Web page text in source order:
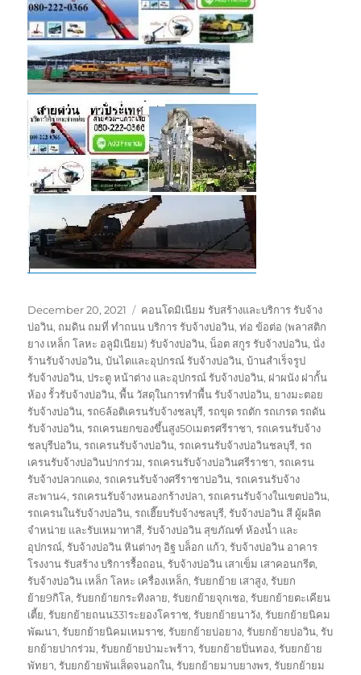
Posted
on
December 20, 2021 Tags
คอนโดมิเนียม รับสร้างและบริการ รับจ้าง
บ่อวิน, ถมดิน ถมที่ ทำถนน บริการ รับจ้างบ่อวิน,ท่อ ข้อต่อ (พลาสติก
ยาง เหล็ก โลหะ อลูมิเนียม) รับจ้างบ่อวิน,น็อต สกูร รับจ้างบ่อวิน,นั่ง
ร้านรับจ้างบ่อวิน,บันไดและอุปกรณ์ รับจ้างบ่อวิน,บ้านสำเร็จรูป
รับจ้างบ่อวิน,ประตู หน้าต่าง และอุปกรณ์ รับจ้างบ่อวิน, ฝาผนัง ฝากั้น
ห้อง รั้วรับจ้างบ่อวิน,พื้น วัสดุในการทำพื้น รับจ้างบ่อวิน, ยางมะตอย
รับจ้างบ่อวิน,รถ6ล้อติเครนรับจ้างชลบุรี,รถขุด รถตัก รถเกรด รถดัน
รับจ้างบ่อวิน,รถเครนยกของขึ้นสูง50เมตรศรีราชา,รถเครนรับจ้าง
ชลบุรีบ่อวิน,รถเครนรับจ้างบ่อวิน,รถเครนรับจ้างบ่อวินชลบุรี,รถ
เครนรับจ้างบ่อวินปากร่วม,รถเครนรับจ้างบ่อวินศรีราชา,รถเครน
รับจ้างปลวกแดง,รถเครนรับจ้างศรีราชาบ่อวิน,รถเครนรับจ้าง
สะพาน4,รถเครนรับจ้างหนองกร้างปลา,รถเครนรับจ้างในเขตบ่อวิน,
รถเครนในรับจ้างบ่อวิน,รถเฮี๊ยบรับจ้างชลบุรี,รับจ้างบ่อวิน สี ผู้ผลิต
จำหน่าย และรับเหมาทาสี,รับจ้างบ่อวิน สุขภัณฑ์ ห้องน้ำ และ
อุปกรณ์,รับจ้างบ่อวิน หินต่างๆ อิฐ บล็อก แก้ว,รับจ้างบ่อวิน อาคาร
โรงงาน รับสร้าง บริการรื้อถอน,รับจ้างบ่อวิน เสาเข็ม เสาคอนกรีต,
รับจ้างบ่อวิน เหล็ก โลหะ เครื่องเหล็ก,รับยกย้าย เสาสูง,รับยก
ย้าย9กิโล,รับยกย้ายกระทิงลาย,รับยกย้ายจุกเชอ,รับยกย้ายตะเคียน
เตี้ย,รับยกย้ายถนน331ระยองโคราช,รับยกย้ายนาวัง,รับยกย้ายนิคม
พัฒนา,รับยกย้ายนิคมเหมราช,รับยกย้ายบ่อยาง,รับยกย้ายบ่อวิน,รับ
ยกย้ายปากร่วม,รับยกย้ายป่ามะพร้าว,รับยกย้ายปิ่นทอง,รับยกย้าย
พัทยา,รับยกย้ายพันเส็ดจนอกใน,รับยกย้ายมาบยางพร,รับยกย้ายม